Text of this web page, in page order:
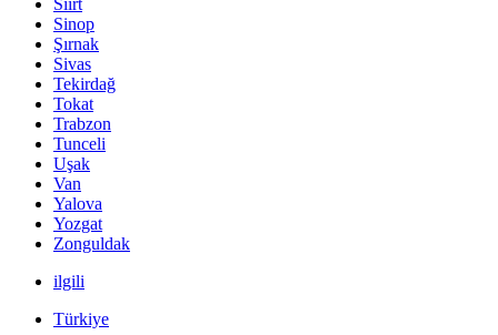
Siirt
Sinop
Şırnak
Sivas
Tekirdağ
Tokat
Trabzon
Tunceli
Uşak
Van
Yalova
Yozgat
Zonguldak
ilgili
Türkiye